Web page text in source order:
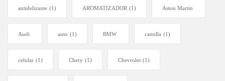
antidelizante (1) AROMATIZADOR (1) Aston Martin
Audi auto (1) BMW camilla (1)
celular (1) Chery (1) Chevrolet (1)